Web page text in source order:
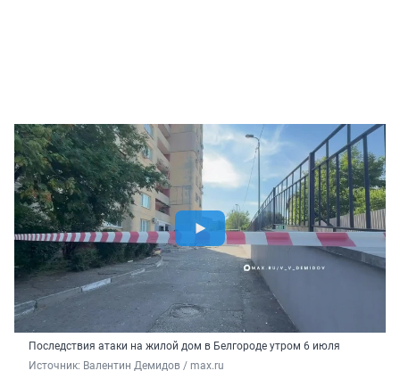
Последствия атаки на жилой дом в Белгороде утром 6 июля
Источник: Валентин Демидов / max.ru